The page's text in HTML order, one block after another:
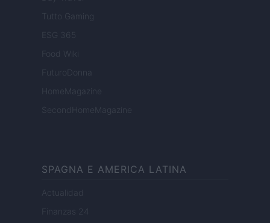
Tutto Gaming
ESG 365
Food Wiki
FuturoDonna
HomeMagazine
SecondHomeMagazine
SPAGNA E AMERICA LATINA
Actualidad
Finanzas 24